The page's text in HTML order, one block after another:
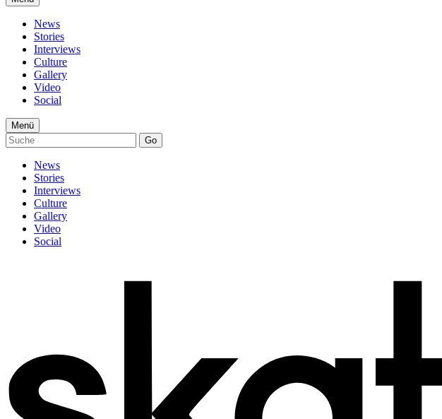
News
Stories
Interviews
Culture
Gallery
Video
Social
Menü
Go
News
Stories
Interviews
Culture
Gallery
Video
Social